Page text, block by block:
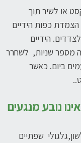
או לשיר תוך
הצמדת כפות הידיים
הידיים
מספר שניות, לשחרר
הפעולה 3 פעמים ברציפות. 3 פעמים ביום. כאשר
נובע מנגעים
שפתיים